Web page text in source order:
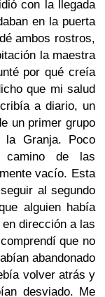
con la llegada
en la puerta
ambos rostros,
la maestra
por qué creía
que mi salud
a diario, un
un primer grupo
Granja. Poco
de las
vacío. Esta
al segundo
alguien había
dirección a las
que no
abandonado
volver atrás y
desviado. Me